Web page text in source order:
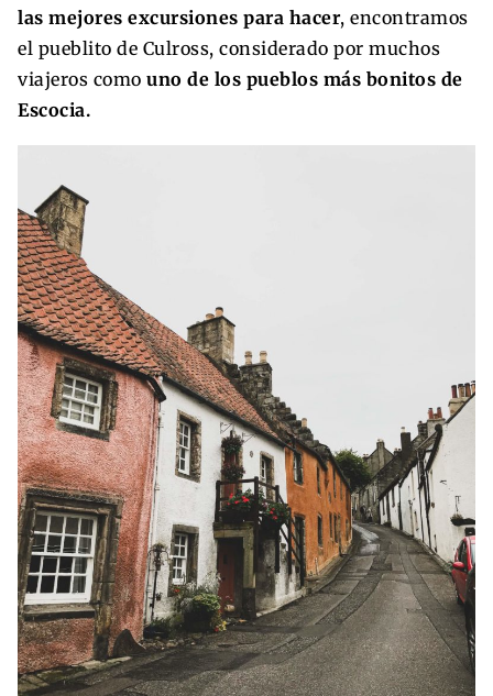
las mejores excursiones para hacer, encontramos
el pueblito de Culross, considerado por muchos
viajeros como uno de los pueblos más bonitos de
Escocia.